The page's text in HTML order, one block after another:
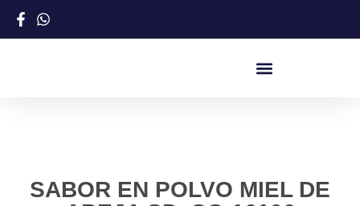
SABOR EN POLVO MIEL DE